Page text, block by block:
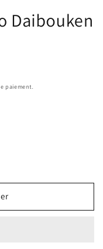
Daibouken
paiement.